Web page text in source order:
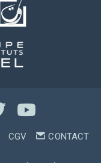
CGV CONTACT